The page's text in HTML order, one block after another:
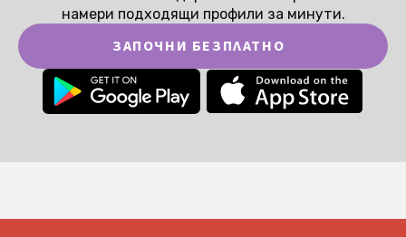
намери подходящи профили за минути.
ЗАПОЧНИ БЕЗПЛАТНО